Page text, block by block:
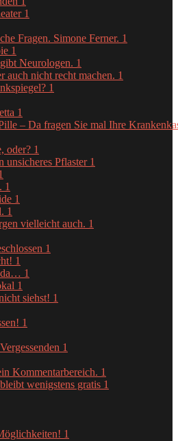
1
Fragen. Simone Ferner. 1
1
Neurologen. 1
auch nicht recht machen. 1
1
1
– Da fragen Sie mal Ihre
oder? 1
unsicheres Pflaster 1
1
1
1
vielleicht auch. 1
1
1
da… 1
1
siehst! 1
1
1
Kommentarbereich. 1
wenigstens gratis 1
1